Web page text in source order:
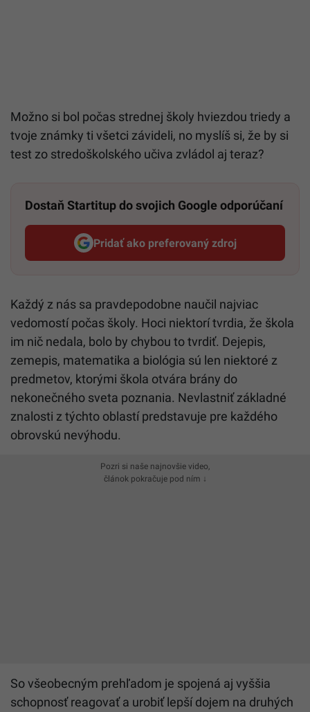
Možno si bol počas strednej školy hviezdou triedy a
tvoje známky ti všetci závideli, no myslíš si, že by si
test zo stredoškolského učiva zvládol aj teraz?
Dostaň Startitup do svojich Google odporúčaní
Pridať ako preferovaný zdroj
Startitup, odkaz sa otvorí v
Každý z nás sa pravdepodobne naučil najviac
vedomostí počas školy. Hoci niektorí tvrdia, že škola
im nič nedala, bolo by chybou to tvrdiť. Dejepis,
zemepis, matematika a biológia sú len niektoré z
predmetov, ktorými škola otvára brány do
nekonečného sveta poznania. Nevlastniť základné
znalosti z týchto oblastí predstavuje pre každého
obrovskú nevýhodu.
Pozri si naše najnovšie video,
článok pokračuje pod ním ↓
So všeobecným prehľadom je spojená aj vyššia
schopnosť reagovať a urobiť lepší dojem na druhých